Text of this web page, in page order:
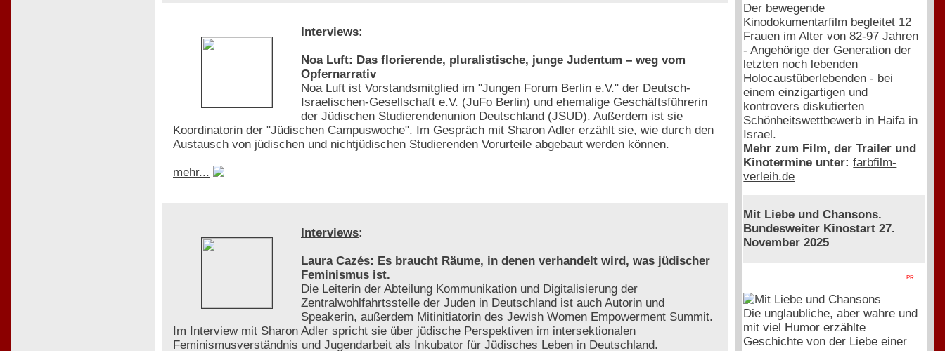
Interviews:
Noa Luft: Das florierende, pluralistische, junge Judentum – weg vom
Opfernarrativ
Noa Luft ist Vorstandsmitglied im "Jungen Forum Berlin e.V." der Deutsch-
Israelischen-Gesellschaft e.V. (JuFo Berlin) und ehemalige Geschäftsführerin
der Jüdischen Studierendenunion Deutschland (JSUD). Außerdem ist sie
Koordinatorin der "Jüdischen Campuswoche". Im Gespräch mit Sharon Adler erzählt sie, wie durch den
Austausch von jüdischen und nichtjüdischen Studierenden Vorurteile abgebaut werden können.
mehr...
Interviews:
Laura Cazés: Es braucht Räume, in denen verhandelt wird, was jüdischer
Feminismus ist.
Die Leiterin der Abteilung Kommunikation und Digitalisierung der
Zentralwohlfahrtsstelle der Juden in Deutschland ist auch Autorin und
Speakerin, außerdem Mitinitiatorin des Jewish Women Empowerment Summit.
Im Interview mit Sharon Adler spricht sie über jüdische Perspektiven im intersektionalen
Feminismusverständnis und Jugendarbeit als Inkubator für Jüdisches Leben in Deutschland.
Der bewegende
Kinodokumentarfilm begleitet 12
Frauen im Alter von 82-97 Jahren
- Angehörige der Generation der
letzten noch lebenden
Holocaustüberlebenden - bei
einem einzigartigen und
kontrovers diskutierten
Schönheitswettbewerb in Haifa in
Israel.
Mehr zum Film, der Trailer und
Kinotermine unter: farbfilm-
verleih.de
Mit Liebe und Chansons.
Bundesweiter Kinostart 27.
November 2025
. . . . PR . . . .
Die unglaubliche, aber wahre und
mit viel Humor erzählte
Geschichte von der Liebe einer